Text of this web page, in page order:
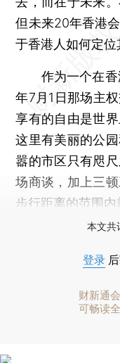
但未来20年香港
于香港人如何定位
作为一个在香
年7月1日那场主
享有的自由是世
这里有美丽的公
嚣的市区只有咫
场商谈，加上三
步行距离的范围内
本文共
登录
财新通
可畅读